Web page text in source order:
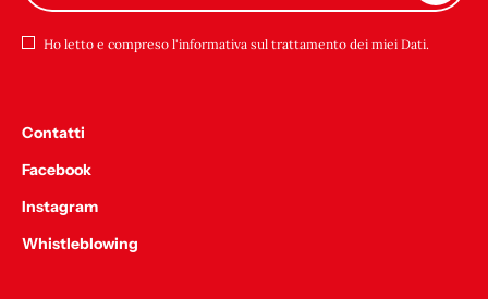
Ho letto e compreso l'informativa sul trattamento dei miei Dati.
Contatti
Facebook
Instagram
Whistleblowing